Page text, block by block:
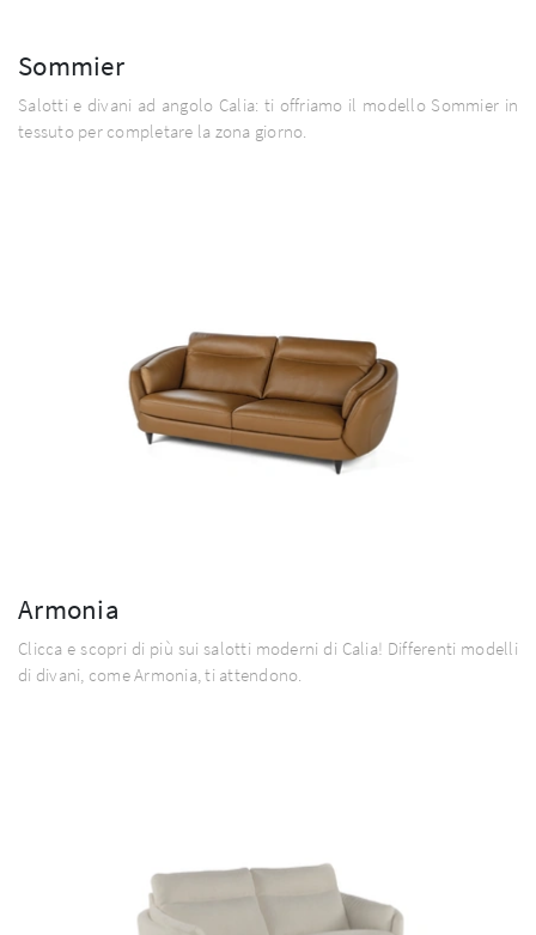
Sommier
Salotti e divani ad angolo Calia: ti offriamo il modello Sommier in
tessuto per completare la zona giorno.
Armonia
Clicca e scopri di più sui salotti moderni di Calia! Differenti modelli
di divani, come Armonia, ti attendono.